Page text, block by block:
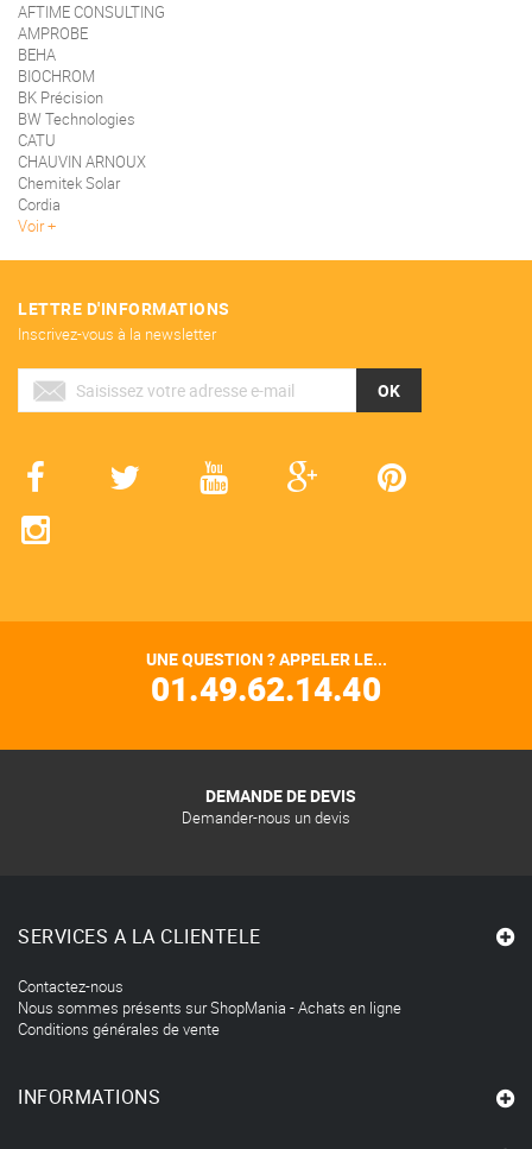
AFTIME CONSULTING
AMPROBE
BEHA
BIOCHROM
BK Précision
BW Technologies
CATU
CHAUVIN ARNOUX
Chemitek Solar
Cordia
Voir
LETTRE D'INFORMATIONS
Inscrivez-vous à la newsletter
OK
UNE QUESTION ? APPELER LE...
01.49.62.14.40
DEMANDE DE DEVIS
Demander-nous un devis
SERVICES A LA CLIENTELE
Contactez-nous
Nous sommes présents sur ShopMania - Achats en ligne
Conditions générales de vente
INFORMATIONS